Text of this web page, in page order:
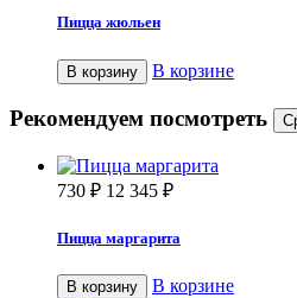
Пицца жюльен
В корзину В корзине
Рекомендуем посмотреть
730 ₽ 12 345 ₽
Пицца маргарита
В корзину В корзине